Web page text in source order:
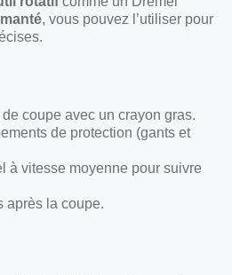
, vous pouvez l’utiliser pour
coupe avec un crayon gras.
de protection (gants et
à vitesse moyenne pour suivre
après la coupe.